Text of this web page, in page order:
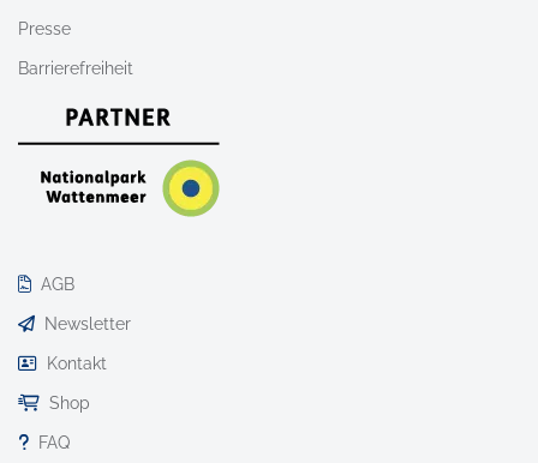
Presse
Barrierefreiheit
AGB
Newsletter
Kontakt
Shop
FAQ